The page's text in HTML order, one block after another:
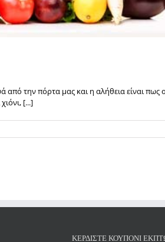
από την πόρτα μας και η αλήθεια είναι πως
[...]
ΚΕΡΔΙΣΤΕ ΚΟΥΠΟΝΙ